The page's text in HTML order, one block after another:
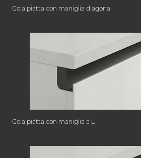
Gola piatta con maniglia diagonal
Gola piatta con maniglia a L